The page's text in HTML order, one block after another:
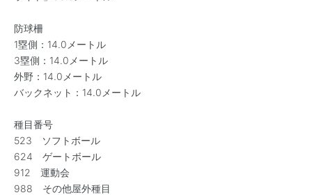
防球柵
1塁側：14.0メートル
3塁側：14.0メートル
外野：14.0メートル
バックネット：14.0メートル
種目番号
523 ソフトボール
624 ゲートボール
912 運動会
988 その他屋外種目